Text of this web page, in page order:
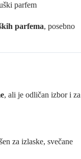
parfem
parfema, posebno
, ali je odličan izbor i za
za izlaske, svečane